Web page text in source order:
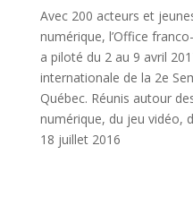
Avec 200 acteurs et
numérique, l’Office
a piloté du 2 au 9 avril
internationale de la 2e
Québec. Réunis autour
numérique, du jeu vidéo,
18 juillet 2016